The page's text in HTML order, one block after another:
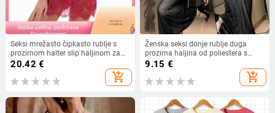
Seksi mrežasto čipkasto rublje s
prozirnom halter slip haljinom za
kućnu uporabu
20.42 €
add_shopping_cart
Ženska seksi donje rublje duga
prozirna haljina od poliestera s
mrežastim materijalom 90–95%
vlakna uloga sladak djevojački stil
9.15 €
add_shopping_cart